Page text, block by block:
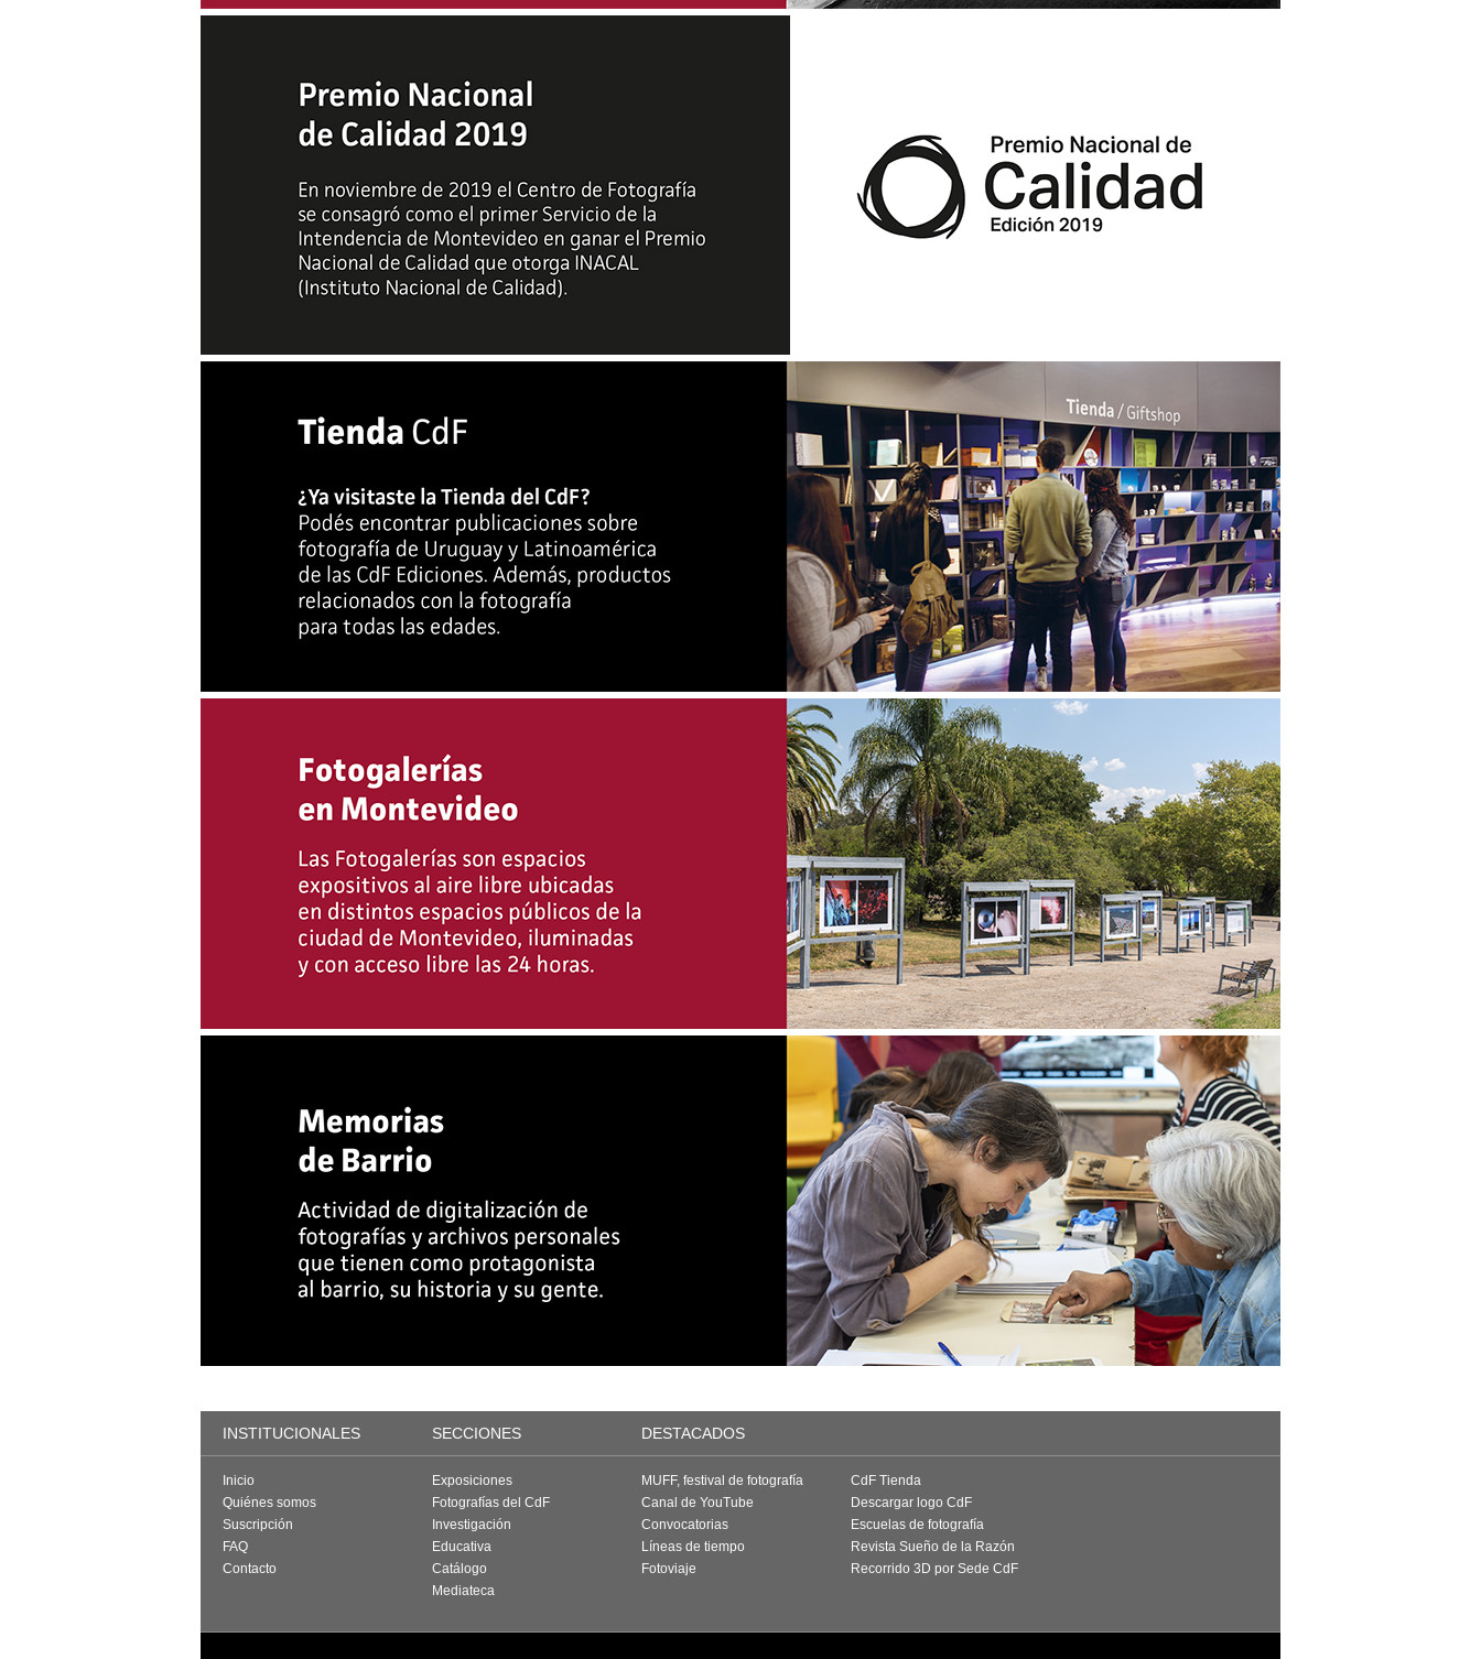
INSTITUCIONALES SECCIONES DESTACADOS
Inicio
Quiénes somos
Suscripción
FAQ
Contacto
Exposiciones
Fotografías del CdF
Investigación
Educativa
Catálogo
Mediateca
MUFF, festival de fotografía
Canal de YouTube
Convocatorias
Líneas de tiempo
Fotoviaje
CdF Tienda
Descargar logo CdF
Escuelas de fotografía
Revista Sueño de la Razón
Recorrido 3D por Sede CdF